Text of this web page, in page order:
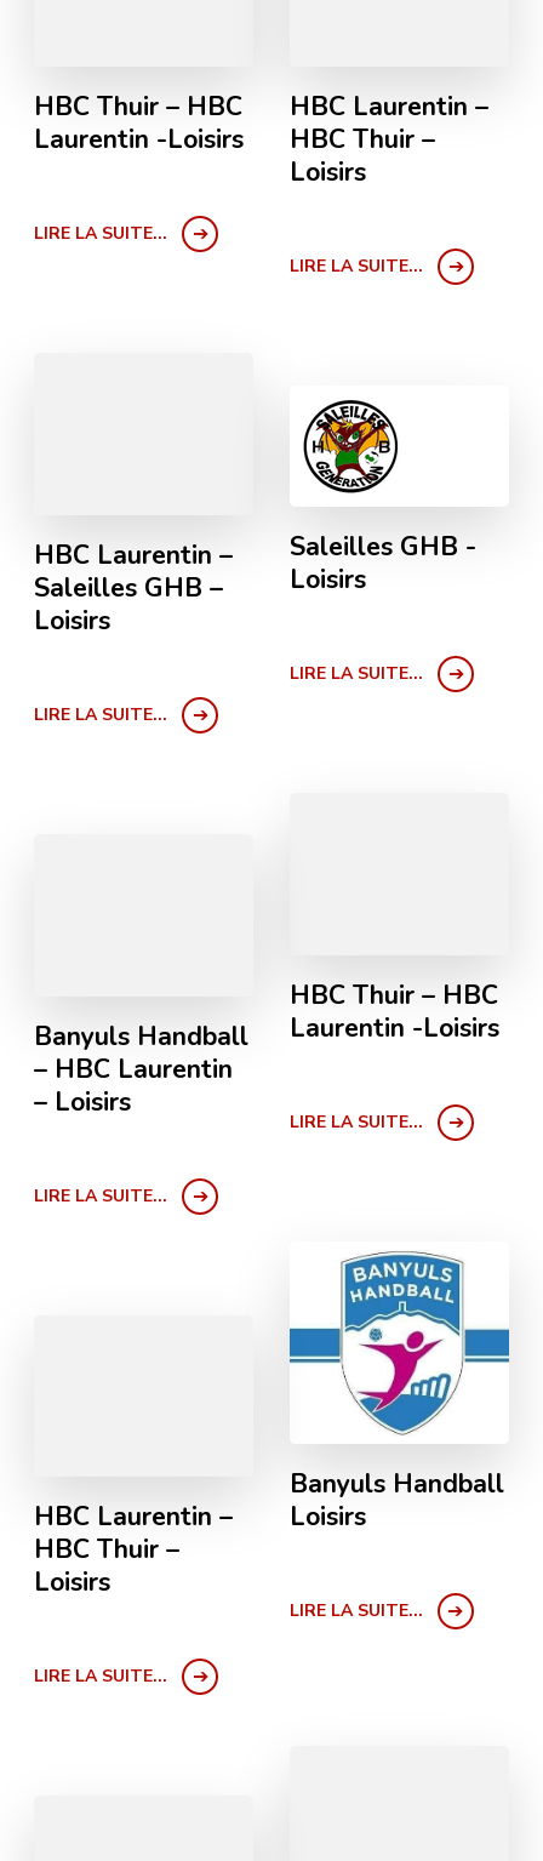
HBC Thuir – HBC
Laurentin -Loisirs
LIRE LA SUITE...
HBC Laurentin –
HBC Thuir –
Loisirs
LIRE LA SUITE...
HBC Laurentin –
Saleilles GHB –
Loisirs
LIRE LA SUITE...
Saleilles GHB -
Loisirs
LIRE LA SUITE...
HBC Thuir – HBC
Laurentin -Loisirs
LIRE LA SUITE...
Banyuls Handball
– HBC Laurentin
– Loisirs
LIRE LA SUITE...
Banyuls Handball
Loisirs
LIRE LA SUITE...
HBC Laurentin –
HBC Thuir –
Loisirs
LIRE LA SUITE...